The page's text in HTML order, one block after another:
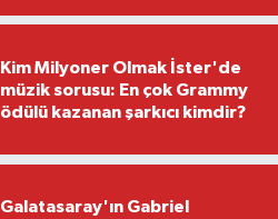
Kim Milyoner Olmak İster'de
müzik sorusu: En çok Grammy
ödülü kazanan şarkıcı kimdir?
Galatasaray'ın Gabriel